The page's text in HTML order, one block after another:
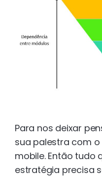
Para nos deixar
sua palestra com
mobile. Então tudo
estratégia precisa